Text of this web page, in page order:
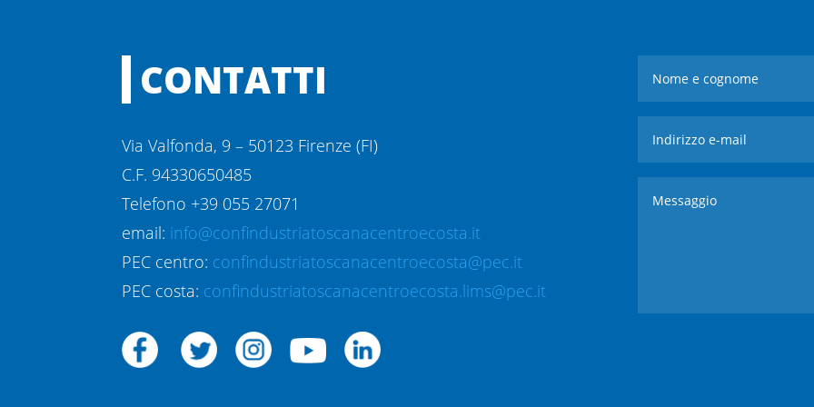
CONTATTI
Via Valfonda, 9 – 50123 Firenze (FI)
C.F. 94330650485
Telefono +39 055 27071
email: info@confindustriatoscanacentroecosta.it
PEC centro: confindustriatoscanacentroecosta@pec.it
PEC costa: confindustriatoscanacentroecosta.lims@pec.it